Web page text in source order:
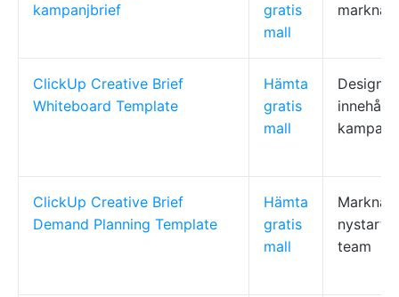
kampanjbrief
gratis
mall
ClickUp Creative Brief
Whiteboard Template
Hämta
gratis
mall
ClickUp Creative Brief
Demand Planning Template
Hämta
gratis
mall
team